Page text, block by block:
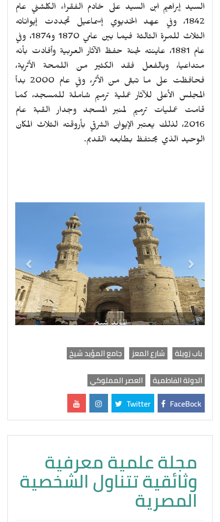
السيد إبراهيم ابن السيد على خادم الفقراء الكلشني عام
1842، وفي عهد الخديوي إسماعيل تجددت إيواناته
الثلاث للمرة الثالثة فيما بين عامي 1870 و1874، وفي
عام 1881، عاينته لجنة حفظ الآثار العربية وأفادت بأنه
متداعيا، وبالفعل فقد الكثير من اللمحة الأثرية،
فحافظت على ما تبقى من الأثر، وفي عام 2000 بدأ
المجلس الأعلى للآثار عملية ترميم شاملة للمسجد، كما
قامت عمليات ترميم لمنبر المسجد وجدار القبة عام
2016، لذلك يعتبر الإيوان الشرقي بأروقته الثلاث المكان
الوحيد الذي يحتفظ بطابعه القديم.
المؤيد شيخ
Next
باب زويلة شارع المعز
جامع المؤيد شيخ
الدولة الفاطمية
العصر المملوكي
FaceBock
Twitter
مجلة علمية معرفية
وثائقية تتناول الشخصية
المصرية